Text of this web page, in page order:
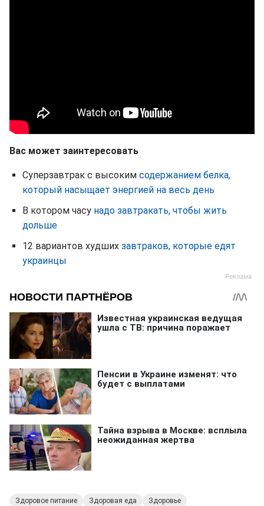
Вас может заинтересовать
Суперзавтрак с высоким содержанием белка,
который насыщает энергией на весь день
В котором часу надо завтракать, чтобы жить
дольше
12 вариантов худших завтраков, которые едят
украинцы
Здоровое питание Здоровая еда Здоровье